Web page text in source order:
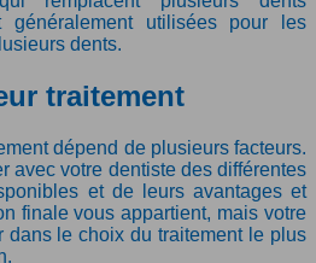
généralement utilisées pour les
dents.
traitement
dépend de plusieurs facteurs.
avec votre dentiste des différentes
et de leurs avantages et
finale vous appartient, mais votre
dans le choix du traitement le plus